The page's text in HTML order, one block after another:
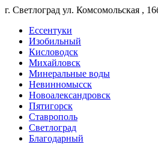
г. Светлоград ул. Комсомольская ,
Ессентуки
Изобильный
Кисловодск
Михайловск
Минеральные воды
Невинномысск
Новоалександровск
Пятигорск
Ставрополь
Светлоград
Благодарный